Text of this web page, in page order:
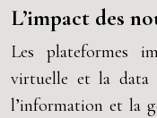
L’impact des
Les plateformes
virtuelle et la data
l’information et la